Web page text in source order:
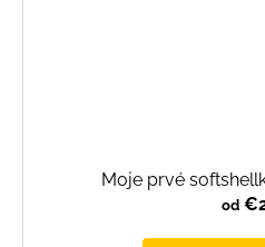
Moje prvé
od